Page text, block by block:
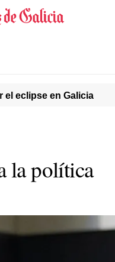
el eclipse en Galicia
la política